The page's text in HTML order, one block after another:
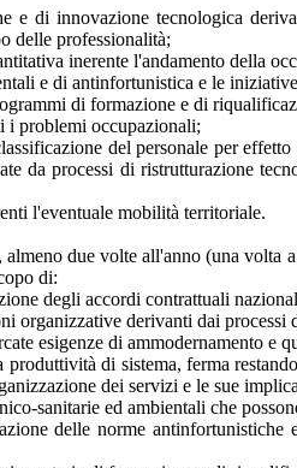
e di innovazione tecnologica
delle professionalità;
inerente l'andamento della
e di antinfortunistica e le
di formazione e di
i problemi occupazionali;
del personale per
da processi di ristrutturazione
l'eventuale mobilità territoriale.
almeno due volte all'anno (una
di:
degli accordi contrattuali
organizzative derivanti dai
esigenze di ammodernamento
di sistema, ferma
dei servizi e le sue
sanitarie ed ambientali che
delle norme